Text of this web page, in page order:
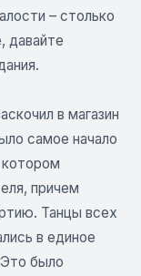
– столько
давайте
в магазин
самое начало
котором
причем
Танцы всех
в единое
было